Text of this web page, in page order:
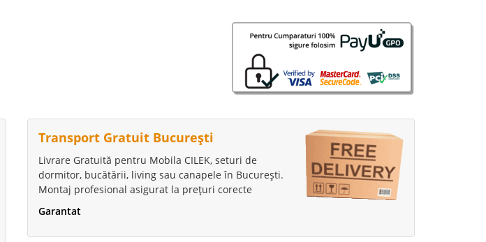
Transport Gratuit București
Livrare Gratuită pentru Mobila CILEK, seturi de
dormitor, bucătării, living sau canapele în București.
Montaj profesional asigurat la prețuri corecte
Garantat